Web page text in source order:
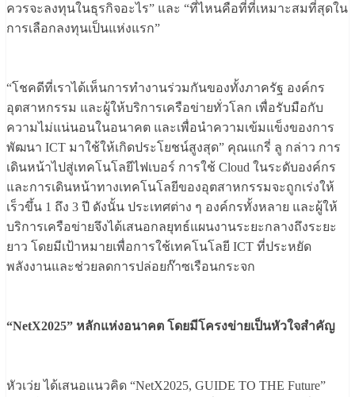
ควรจะลงทุนในธุรกิจอะไร” และ “ที่ไหนคือที่ที่เหมาะสมที่สุดใน
การเลือกลงทุนเป็นแห่งแรก”
“โชคดีที่เราได้เห็นการทำงานร่วมกันของทั้งภาครัฐ องค์กร
อุตสาหกรรม และผู้ให้บริการเครือข่ายทั่วโลก เพื่อรับมือกับ
ความไม่แน่นอนในอนาคต และเพื่อนำความเข้มแข็งของการ
พัฒนา ICT มาใช้ให้เกิดประโยชน์สูงสุด” คุณแกรี่ ลู กล่าว การ
เดินหน้าไปสู่เทคโนโลยีไฟเบอร์ การใช้ Cloud ในระดับองค์กร
และการเดินหน้าทางเทคโนโลยีของอุตสาหกรรมจะถูกเร่งให้
เร็วขึ้น 1 ถึง 3 ปี ดังนั้น ประเทศต่าง ๆ องค์กรทั้งหลาย และผู้ให้
บริการเครือข่ายจึงได้เสนอกลยุทธ์แผนงานระยะกลางถึงระยะ
ยาว โดยมีเป้าหมายเพื่อการใช้เทคโนโลยี ICT ที่ประหยัด
พลังงานและช่วยลดการปล่อยก๊าซเรือนกระจก
“NetX2025” หลักแห่งอนาคต โดยมีโครงข่ายเป็นหัวใจสำคัญ
หัวเว่ย ได้เสนอแนวคิด “NetX2025, GUIDE TO THE Future”